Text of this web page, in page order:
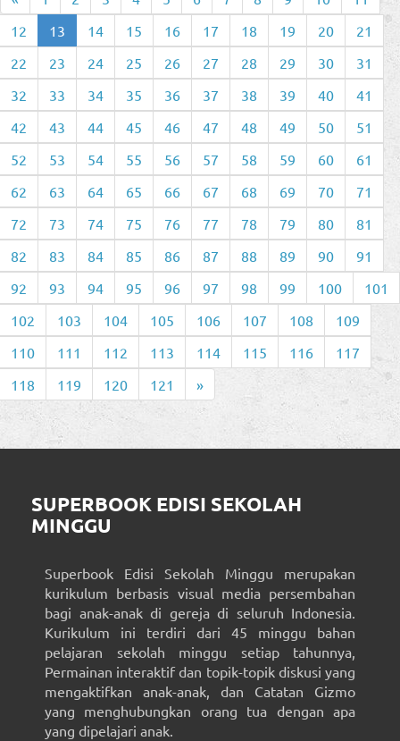
12
13 14 15 16 17 18 19 20
21
22
23 24 25 26 27 28 29 30
31
32
33 34 35 36 37 38 39 40
41
42
43 44 45 46 47 48 49 50
51
52
53 54 55 56 57 58 59 60
61
62
63 64 65 66 67 68 69 70
71
72
73 74 75 76 77 78 79 80
81
82
83 84 85 86 87 88 89 90
91
92
93 94 95 96 97 98 99 100
101
102
103 104 105 106 107 108
109
110
111 112 113 114 115 116
117
118
119 120 121 »
SUPERBOOK EDISI SEKOLAH
MINGGU
Superbook Edisi Sekolah Minggu merupakan
kurikulum berbasis visual media persembahan
bagi anak-anak di gereja di seluruh Indonesia.
Kurikulum ini terdiri dari 45 minggu bahan
pelajaran sekolah minggu setiap tahunnya,
Permainan interaktif dan topik-topik diskusi yang
mengaktifkan anak-anak, dan Catatan Gizmo
yang menghubungkan orang tua dengan apa
yang dipelajari anak.